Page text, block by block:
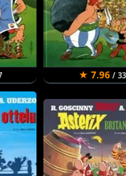
★ 7.96/ 33